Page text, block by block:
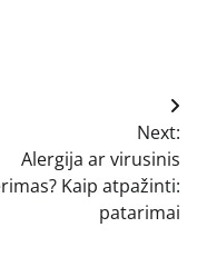
Next:
Alergija ar virusinis
Kaip atpažinti:
patarimai